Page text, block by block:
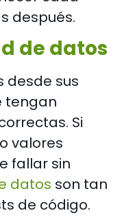
después.
de datos
desde sus
tengan
Si
valores
fallar sin
datos son tan
de código.